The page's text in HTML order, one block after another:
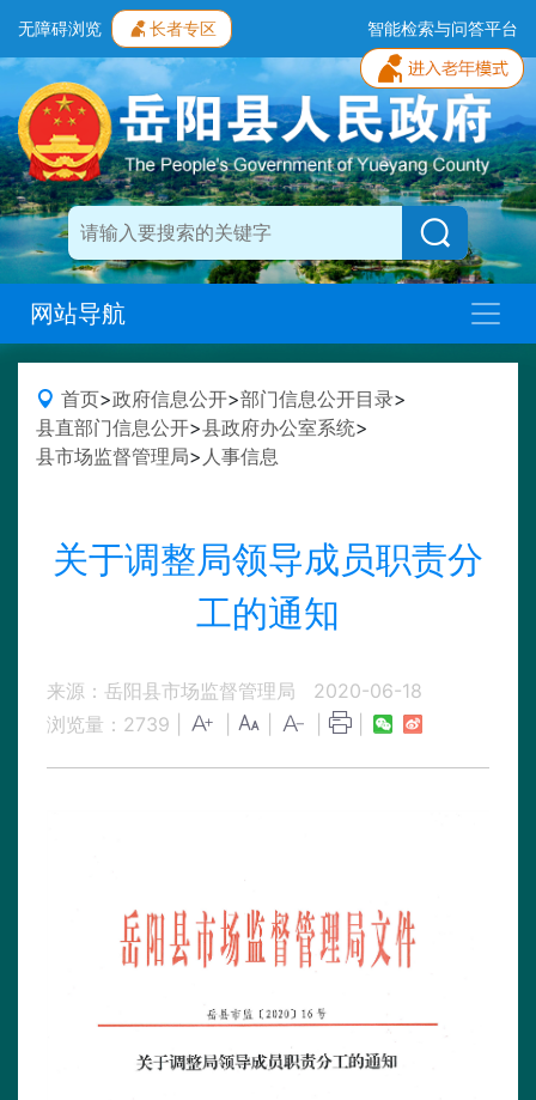
无障碍浏览 长者专区 智能检索与问答平台
网站导航
首页>政府信息公开>部门信息公开目录>
县直部门信息公开>县政府办公室系统>
县市场监督管理局> 人事信息
关于调整局领导成员职责分
工的通知
来源：岳阳县市场监督管理局
2020-06-18
浏览量： 2739